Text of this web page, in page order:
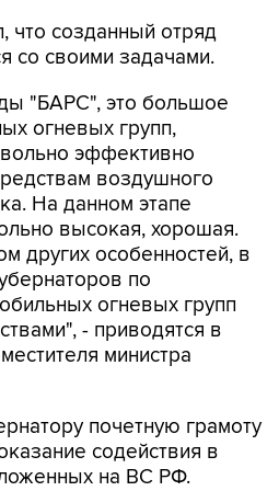
что созданный отряд
со своими задачами.
"БАРС", это большое
огневых групп,
эффективно
воздушного
На данном этапе
высокая, хорошая.
других особенностей, в
по
огневых групп
- приводятся в
министра
почетную грамоту
содействия в
на ВС РФ.